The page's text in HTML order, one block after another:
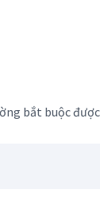
bắt buộc